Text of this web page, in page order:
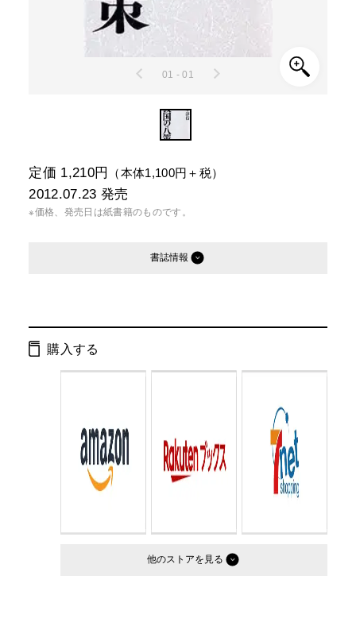
01 - 01
定価 1,210円 （本体1,100円＋税）
2012.07.23 発売
※価格、発売日は紙書籍のものです。
書誌情報
ISBN： 9784344021990
判型：
購入する
他のストア